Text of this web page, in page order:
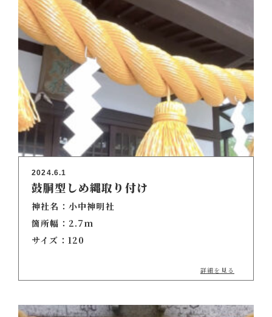
2024.6.1
鼓胴型しめ縄取り付け
神社名：小中神明社
箇所幅：2.7m
サイズ：120
詳細を見る